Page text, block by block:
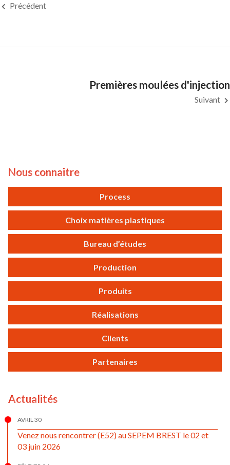
Précédent
Premières moulées d'injection
Suivant
Nous connaitre
Process
Choix matières plastiques
Bureau d’études
Production
Produits
Réalisations
Clients
Partenaires
Actualités
AVRIL 30
Venez nous rencontrer (E52) au SEPEM BREST le 02 et
03 juin 2026